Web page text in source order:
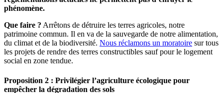
phénomène.
Que faire ? Arrêtons de détruire les terres agricoles, notre
patrimoine commun. Il en va de la sauvegarde de notre alimentation,
du climat et de la biodiversité. Nous réclamons un moratoire sur tous
les projets de rendre des terres constructibles sauf pour le logement
social en zone tendue.
Proposition 2 : Privilégier l’agriculture écologique pour
empêcher la dégradation des sols